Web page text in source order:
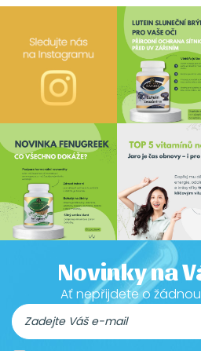
Novinky na
Ať nepřijdete o